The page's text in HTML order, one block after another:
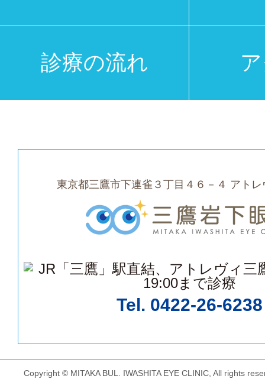
診療の流れ
東京都三鷹市下連雀３丁目４６－４ アト
Tel. 0422-26-6238
Copyright © MITAKA BUL. IWASHITA EYE CLINIC, All rights